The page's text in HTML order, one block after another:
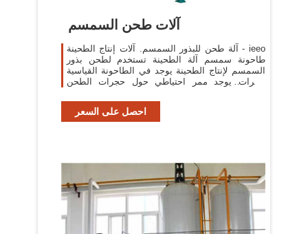
آلات طحن السمسم
آلة طحن للبذور السمسم. آلات إنتاج الطحينة - ieeo
طاحونة سمسم آلة الطحينة تستخدم لطحن بذور
السمسم لإنتاج الطحينة يوجد في الطاحونة القياسية
حجرات يوجد ممر احتياطي حول حجرات الطحن
احصل على السعر